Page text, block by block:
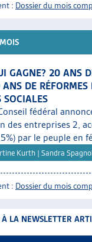
: Dossier du mois
GAGNE? 20 ANS
DE RÉFORMES
SOCIALES
fédéral
des entreprises 2,
par le peuple en
Kurth | Sandra Spagnol
: Dossier du mois
LA NEWSLETTER